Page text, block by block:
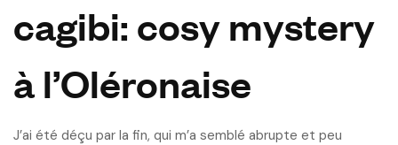
cagibi: cosy mystery
à l’Oléronaise
J’ai été déçu par la fin, qui m’a semblé abrupte et peu